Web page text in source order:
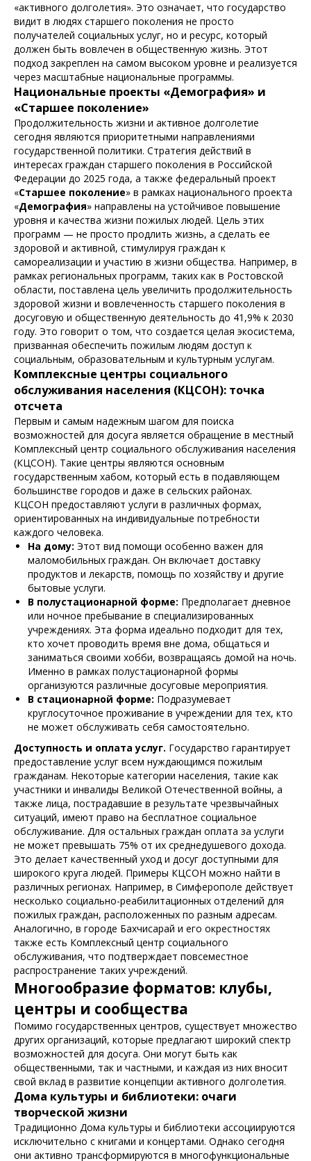
«активного долголетия». Это означает, что государство
видит в людях старшего поколения не просто
получателей социальных услуг, но и ресурс, который
должен быть вовлечен в общественную жизнь. Этот
подход закреплен на самом высоком уровне и реализуется
через масштабные национальные программы.
Национальные проекты «Демография» и
«Старшее поколение»
Продолжительность жизни и активное долголетие
сегодня являются приоритетными направлениями
государственной политики. Стратегия действий в
интересах граждан старшего поколения в Российской
Федерации до 2025 года, а также федеральный проект
«Старшее поколение» в рамках национального проекта
«Демография» направлены на устойчивое повышение
уровня и качества жизни пожилых людей. Цель этих
программ — не просто продлить жизнь, а сделать ее
здоровой и активной, стимулируя граждан к
самореализации и участию в жизни общества. Например, в
рамках региональных программ, таких как в Ростовской
области, поставлена цель увеличить продолжительность
здоровой жизни и вовлеченность старшего поколения в
досуговую и общественную деятельность до 41,9% к 2030
году. Это говорит о том, что создается целая экосистема,
призванная обеспечить пожилым людям доступ к
социальным, образовательным и культурным услугам.
Комплексные центры социального
обслуживания населения (КЦСОН): точка
отсчета
Первым и самым надежным шагом для поиска
возможностей для досуга является обращение в местный
Комплексный центр социального обслуживания населения
(КЦСОН). Такие центры являются основным
государственным хабом, который есть в подавляющем
большинстве городов и даже в сельских районах.
КЦСОН предоставляют услуги в различных формах,
ориентированных на индивидуальные потребности
каждого человека.
На дому: Этот вид помощи особенно важен для
маломобильных граждан. Он включает доставку
продуктов и лекарств, помощь по хозяйству и другие
бытовые услуги.
В полустационарной форме: Предполагает дневное
или ночное пребывание в специализированных
учреждениях. Эта форма идеально подходит для тех,
кто хочет проводить время вне дома, общаться и
заниматься своими хобби, возвращаясь домой на ночь.
Именно в рамках полустационарной формы
организуются различные досуговые мероприятия.
В стационарной форме: Подразумевает
круглосуточное проживание в учреждении для тех, кто
не может обслуживать себя самостоятельно.
Доступность и оплата услуг. Государство гарантирует
предоставление услуг всем нуждающимся пожилым
гражданам. Некоторые категории населения, такие как
участники и инвалиды Великой Отечественной войны, а
также лица, пострадавшие в результате чрезвычайных
ситуаций, имеют право на бесплатное социальное
обслуживание. Для остальных граждан оплата за услуги
не может превышать 75% от их среднедушевого дохода.
Это делает качественный уход и досуг доступными для
широкого круга людей. Примеры КЦСОН можно найти в
различных регионах. Например, в Симферополе действует
несколько социально-реабилитационных отделений для
пожилых граждан, расположенных по разным адресам.
Аналогично, в городе Бахчисарай и его окрестностях
также есть Комплексный центр социального
обслуживания, что подтверждает повсеместное
распространение таких учреждений.
Многообразие форматов: клубы,
центры и сообщества
Помимо государственных центров, существует множество
других организаций, которые предлагают широкий спектр
возможностей для досуга. Они могут быть как
общественными, так и частными, и каждая из них вносит
свой вклад в развитие концепции активного долголетия.
Дома культуры и библиотеки: очаги
творческой жизни
Традиционно Дома культуры и библиотеки ассоциируются
исключительно с книгами и концертами. Однако сегодня
они активно трансформируются в многофункциональные